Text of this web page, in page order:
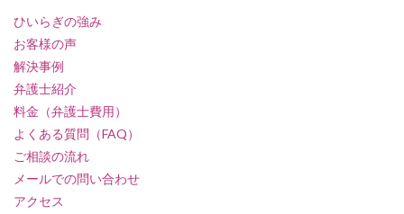
ひいらぎの強み
お客様の声
解決事例
弁護士紹介
料金（弁護士費用）
よくある質問（FAQ）
ご相談の流れ
メールでの問い合わせ
アクセス